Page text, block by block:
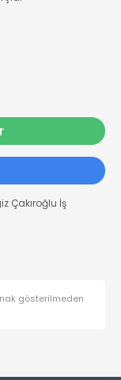
Çakıroğlu İş
gösterilmeden